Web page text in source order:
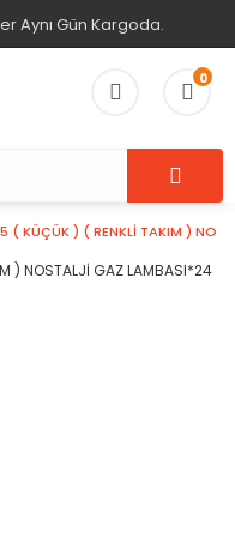
Aynı Gün Kargoda.
0
( KÜÇÜK ) ( RENKLİ TAKIM )